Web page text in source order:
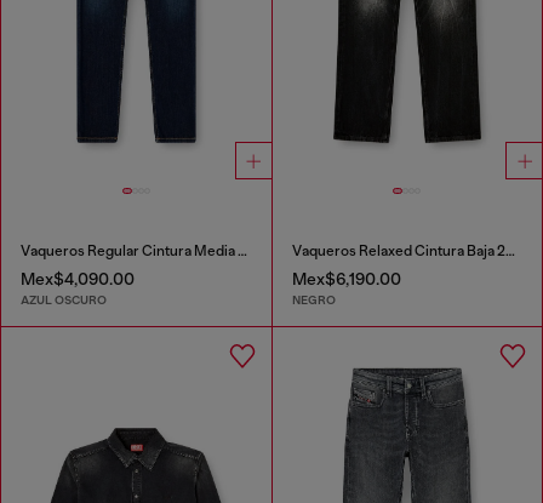
Vaqueros Regular Cintura Media 2023 D-Finitive
Mex$4,090.00
AZUL OSCURO
Vaqueros Relaxed Cintura Baja 2001 D-Macro
Mex$6,190.00
NEGRO